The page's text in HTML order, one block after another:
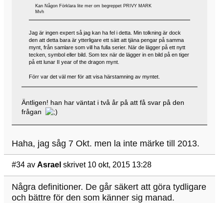
Kan Någon Förklara lite mer om begreppet PRIVY MARK
Mvh
Jag är ingen expert så jag kan ha fel i detta. Min tolkning är dock
den att detta bara är ytterligare ett sätt att tjäna pengar på samma
mynt, från samlare som vill ha fulla serier. När de lägger på ett nytt
tecken, symbol eller bild. Som tex när de lägger in en bild på en tiger
på ett lunar II year of the dragon mynt.
Förr var det väl mer för att visa härstamning av myntet.
Äntligen! han har väntat i två år på att få svar på den
frågan
Haha, jag såg 7 Okt. men la inte märke till 2013.
#34 av Asrael skrivet 10 okt, 2015 13:28
Några definitioner. De går säkert att göra tydligare
och bättre för den som känner sig manad.